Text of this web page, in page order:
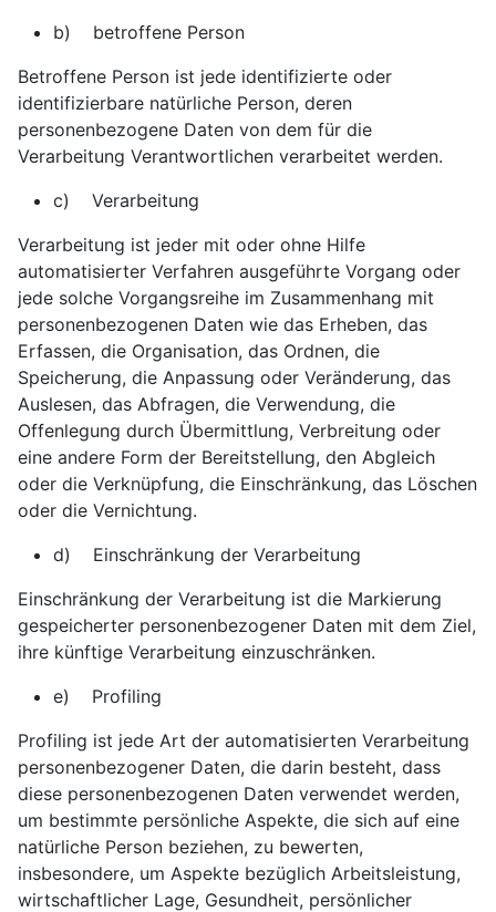
b) betroffene Person
Betroffene Person ist jede identifizierte oder
identifizierbare natürliche Person, deren
personenbezogene Daten von dem für die
Verarbeitung Verantwortlichen verarbeitet werden.
c) Verarbeitung
Verarbeitung ist jeder mit oder ohne Hilfe
automatisierter Verfahren ausgeführte Vorgang oder
jede solche Vorgangsreihe im Zusammenhang mit
personenbezogenen Daten wie das Erheben, das
Erfassen, die Organisation, das Ordnen, die
Speicherung, die Anpassung oder Veränderung, das
Auslesen, das Abfragen, die Verwendung, die
Offenlegung durch Übermittlung, Verbreitung oder
eine andere Form der Bereitstellung, den Abgleich
oder die Verknüpfung, die Einschränkung, das Löschen
oder die Vernichtung.
d) Einschränkung der Verarbeitung
Einschränkung der Verarbeitung ist die Markierung
gespeicherter personenbezogener Daten mit dem Ziel,
ihre künftige Verarbeitung einzuschränken.
e) Profiling
Profiling ist jede Art der automatisierten Verarbeitung
personenbezogener Daten, die darin besteht, dass
diese personenbezogenen Daten verwendet werden,
um bestimmte persönliche Aspekte, die sich auf eine
natürliche Person beziehen, zu bewerten,
insbesondere, um Aspekte bezüglich Arbeitsleistung,
wirtschaftlicher Lage, Gesundheit, persönlicher